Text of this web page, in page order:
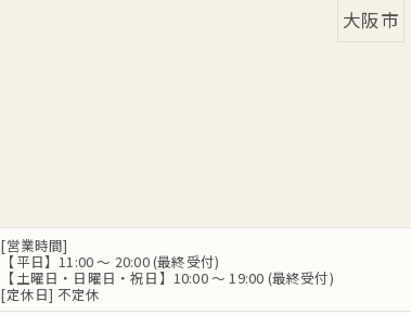
大阪市
[営業時間]
【平日】11:00 ～ 20:00 (最終受付)
【土曜日・日曜日・祝日】10:00 ～ 19:00 (最終受付)
[定休日] 不定休